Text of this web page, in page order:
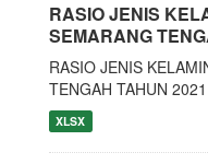
RASIO JENIS
SEMARANG
RASIO JENIS
TENGAH TAHUN 2021
XLSX